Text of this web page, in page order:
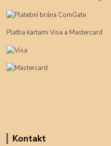
Platba kartami Visa a Mastercard
Kontakt